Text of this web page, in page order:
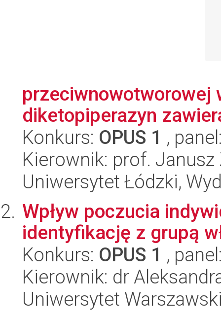
przeciwnowotworowej
diketopiperazyn
Konkurs: OPUS 1 ,
Kierownik: prof.
Uniwersytet Łódzki,
Wpływ poczucia
identyfikację z grupą
Konkurs: OPUS 1 ,
Kierownik: dr
Uniwersytet